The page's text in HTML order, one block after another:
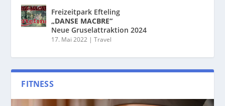
Freizeitpark Efteling
„DANSE MACBRE“
Neue Gruselattraktion 2024
17. Mai 2022 |Travel
FITNESS